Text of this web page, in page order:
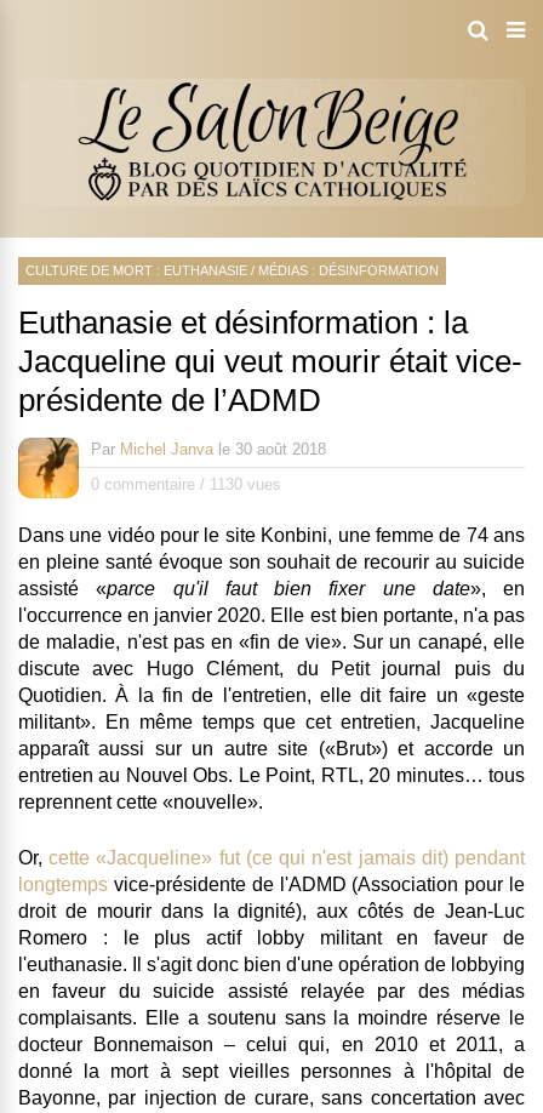
CULTURE DE MORT : EUTHANASIE / MÉDIAS : DÉSINFORMATION
Euthanasie et désinformation : la
Jacqueline qui veut mourir était vice-
présidente de l’ADMD
Par Michel Janva le 30 août 2018
0 commentaire / 1130 vues
Dans une vidéo pour le site Konbini, une femme de 74 ans
en pleine santé évoque son souhait de recourir au suicide
assisté «parce qu'il faut bien fixer une date», en
l'occurrence en janvier 2020. Elle est bien portante, n'a pas
de maladie, n'est pas en «fin de vie». Sur un canapé, elle
discute avec Hugo Clément, du Petit journal puis du
Quotidien. À la fin de l'entretien, elle dit faire un «geste
militant». En même temps que cet entretien, Jacqueline
apparaît aussi sur un autre site («Brut») et accorde un
entretien au Nouvel Obs. Le Point, RTL, 20 minutes… tous
reprennent cette «nouvelle».
Or,cette «Jacqueline» fut (ce qui n'est jamais dit) pendant
longtemps vice-présidente de l'ADMD (Association pour le
droit de mourir dans la dignité), aux côtés de Jean-Luc
Romero : le plus actif lobby militant en faveur de
l'euthanasie. Il s'agit donc bien d'une opération de lobbying
en faveur du suicide assisté relayée par des médias
complaisants. Elle a soutenu sans la moindre réserve le
docteur Bonnemaison – celui qui, en 2010 et 2011, a
donné la mort à sept vieilles personnes à l'hôpital de
Bayonne, par injection de curare, sans concertation avec